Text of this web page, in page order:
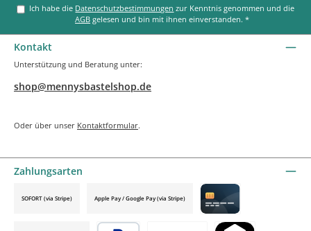
Ich habe die Datenschutzbestimmungen
AGB gelesen und bin mit ihnen einverstanden.*
Kontakt
Unterstützung und Beratung unter:
shop@mennysbastelshop.de
Oder über unser Kontaktformular.
Zahlungsarten
SOFORT (via Stripe) Apple Pay / Google Pay (via Stripe)
Credit card by mollie